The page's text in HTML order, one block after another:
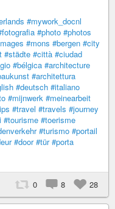
#mywork_docnl
#photo #photos
#mons #bergen #city
#städte #città #ciudad
#bélgica #architecture
#architettura
#deutsch #italiano
#mijnwerk #meinearbeit
#travel #travels #journey
#tourisme #toerisme
#turismo #portail
#door #tür #porta
0 8 28